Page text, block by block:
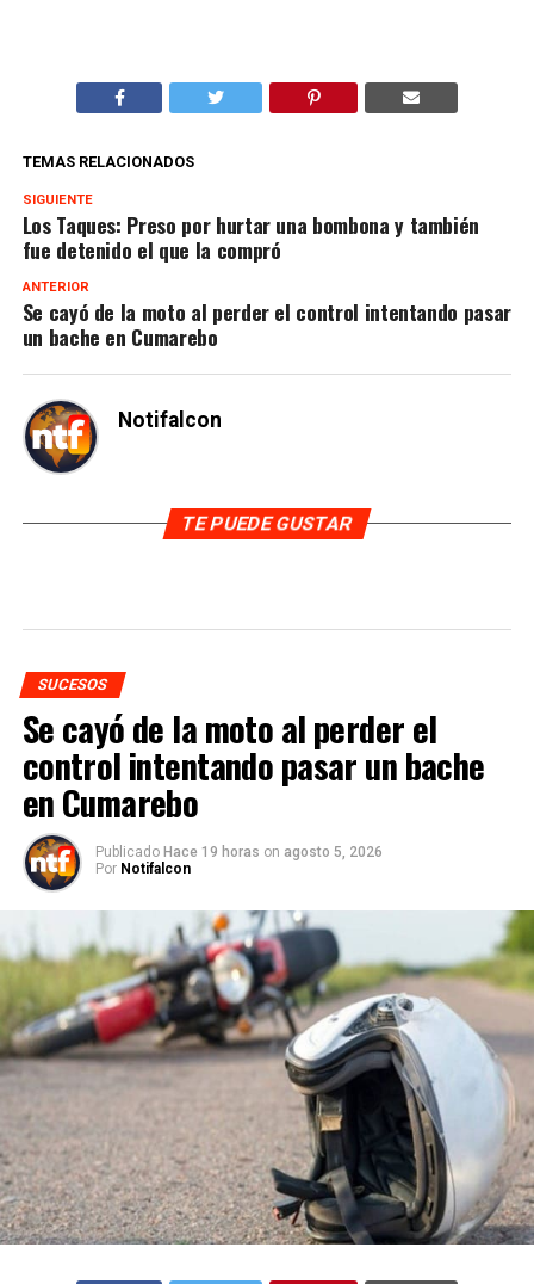
TEMAS RELACIONADOS
SIGUIENTE
Los Taques: Preso por hurtar una bombona y también
fue detenido el que la compró
ANTERIOR
Se cayó de la moto al perder el control intentando pasar
un bache en Cumarebo
Notifalcon
TE PUEDE GUSTAR
SUCESOS
Se cayó de la moto al perder el
control intentando pasar un bache
en Cumarebo
Publicado Hace 19 horas on agosto 5, 2026
Por Notifalcon